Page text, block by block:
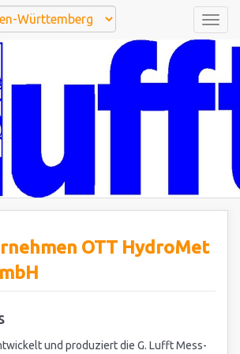
OTT HydroMet
und produziert die G. Lufft Mess-